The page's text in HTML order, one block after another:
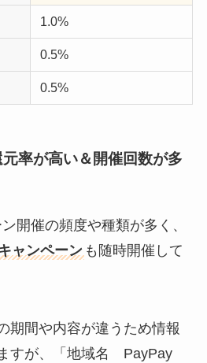
1.0%
0.5%
0.5%
率が高い＆開催回数が多
開催の頻度や種類が多く、
ャンペーン も随時開催して
期間や内容が違うため情報
すが、「地域名 PayPay